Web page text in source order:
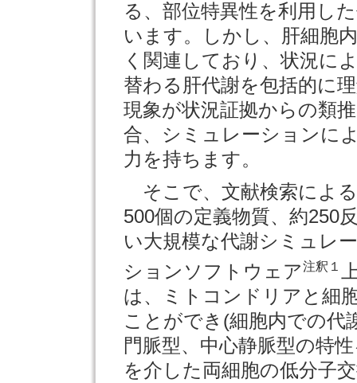
る、部位特異性を利用し
います。しかし、肝細胞
く関連しており、状況に
替わる肝代謝を包括的に
現象が状況証拠からの類
合、シミュレーションに
力を持ちます。
そこで、文献検索によ
500個の定義物質、約250
い大規模な代謝シミュレ
ションソフトウェア注釈１
は、ミトコンドリアと細
ことができ(細胞内での代
門脈型、中心静脈型の特
を介した両細胞の低分子